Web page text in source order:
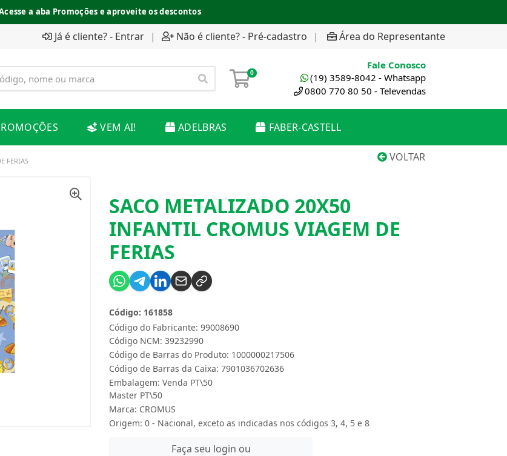
a aba Promoções e aproveite os descontos
Já é cliente? - Entrar | Não é cliente? - Pré-cadastro | Área do Representante
0
Fale Conosco
(19) 3589-8042 - Whatsapp
0800 770 80 50 - Televendas
VEM AI! ADELBRAS FABER-CASTELL
VOLTAR
FERIAS
SACO METALIZADO 20X50
INFANTIL CROMUS VIAGEM DE
FERIAS
Código do Fabricante: 99008690
Código: 161858
Código NCM: 39232990
Código de Barras do Produto: 1000000217506
Código de Barras da Caixa: 7901036702636
Embalagem: Venda PT\50
Master PT\50
Marca: CROMUS
Origem: 0 - Nacional, exceto as indicadas nos códigos 3, 4, 5 e 8
Faça seu login ou